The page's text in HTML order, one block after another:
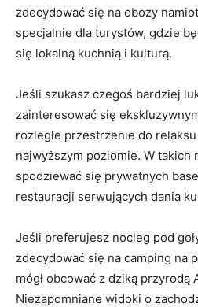
zdecydować się‌ na‌ obozy
specjalnie dla turystów, gdzie
się⁤ lokalną kuchnią⁤ i kulturą.
Jeśli szukasz czegoś bardziej
zainteresować się
rozległe przestrzenie do
najwyższym​ poziomie. W takich
spodziewać się prywatnych⁢
restauracji serwujących dania
Jeśli preferujesz ⁢nocleg ⁤pod
zdecydować się na camping na
mógł obcować z‍ dziką przyrodą
Niezapomniane ​widoki o⁢